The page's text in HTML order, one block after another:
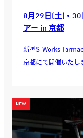
8月29日(土)・30
アー in 京都
新型S-Works
京都にて開催いたし